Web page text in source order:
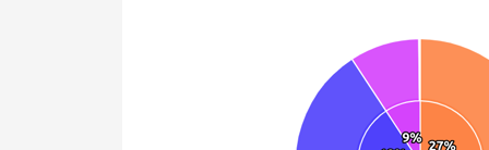
入金から投資口座に反映される
ファンズで知ること
担保・保証なしでも安心してる